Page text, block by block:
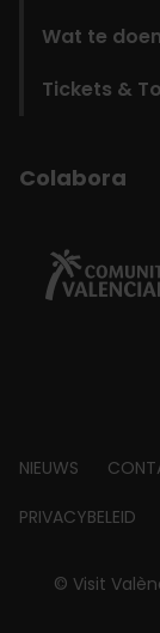
Wat te doen
Tickets &
Colabora
Footer
about
NIEUWS
PRIVACYBELEID
© Visit